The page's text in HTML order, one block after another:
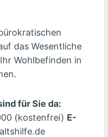
das Wesentliche
Wohlbefinden in
für Sie da:
(kostenfrei) E-